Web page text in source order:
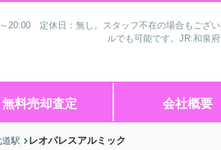
20:00 定休日：無し。スタッフ不在の場合もござ
ルでも可能です。JR:和泉
無料売却査定 会社概要
道駅 レオパレスアルミック